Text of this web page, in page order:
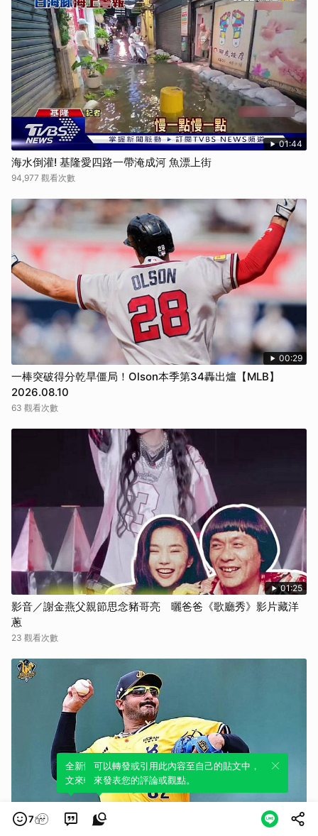
01:44
海水倒灌! 基隆愛四路一帶淹成河 魚漂上街
94,977 觀看次數
00:29
一棒突破得分乾旱僵局！Olson本季第34轟出爐【MLB】
2026.08.10
63 觀看次數
01:25
影音／謝金燕父親節思念豬哥亮 曬爸爸《歌廳秀》影片藏洋
蔥
23 觀看次數
14:14
7
全新體驗！一鍵引用此內容，透過發布貼
文來輕鬆表達個人立場。
可以轉發或引用此內容至自己的貼文中，
來發表您的評論或觀點。